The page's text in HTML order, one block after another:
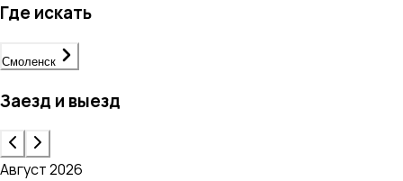
Где искать
Смоленск
Заезд и выезд
Август 2026